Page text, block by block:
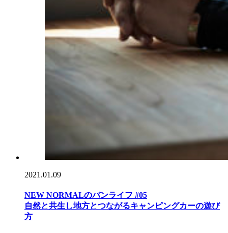
2021.01.09
NEW NORMALのバンライフ #05
自然と共生し地方とつながるキャンピングカーの遊び
方